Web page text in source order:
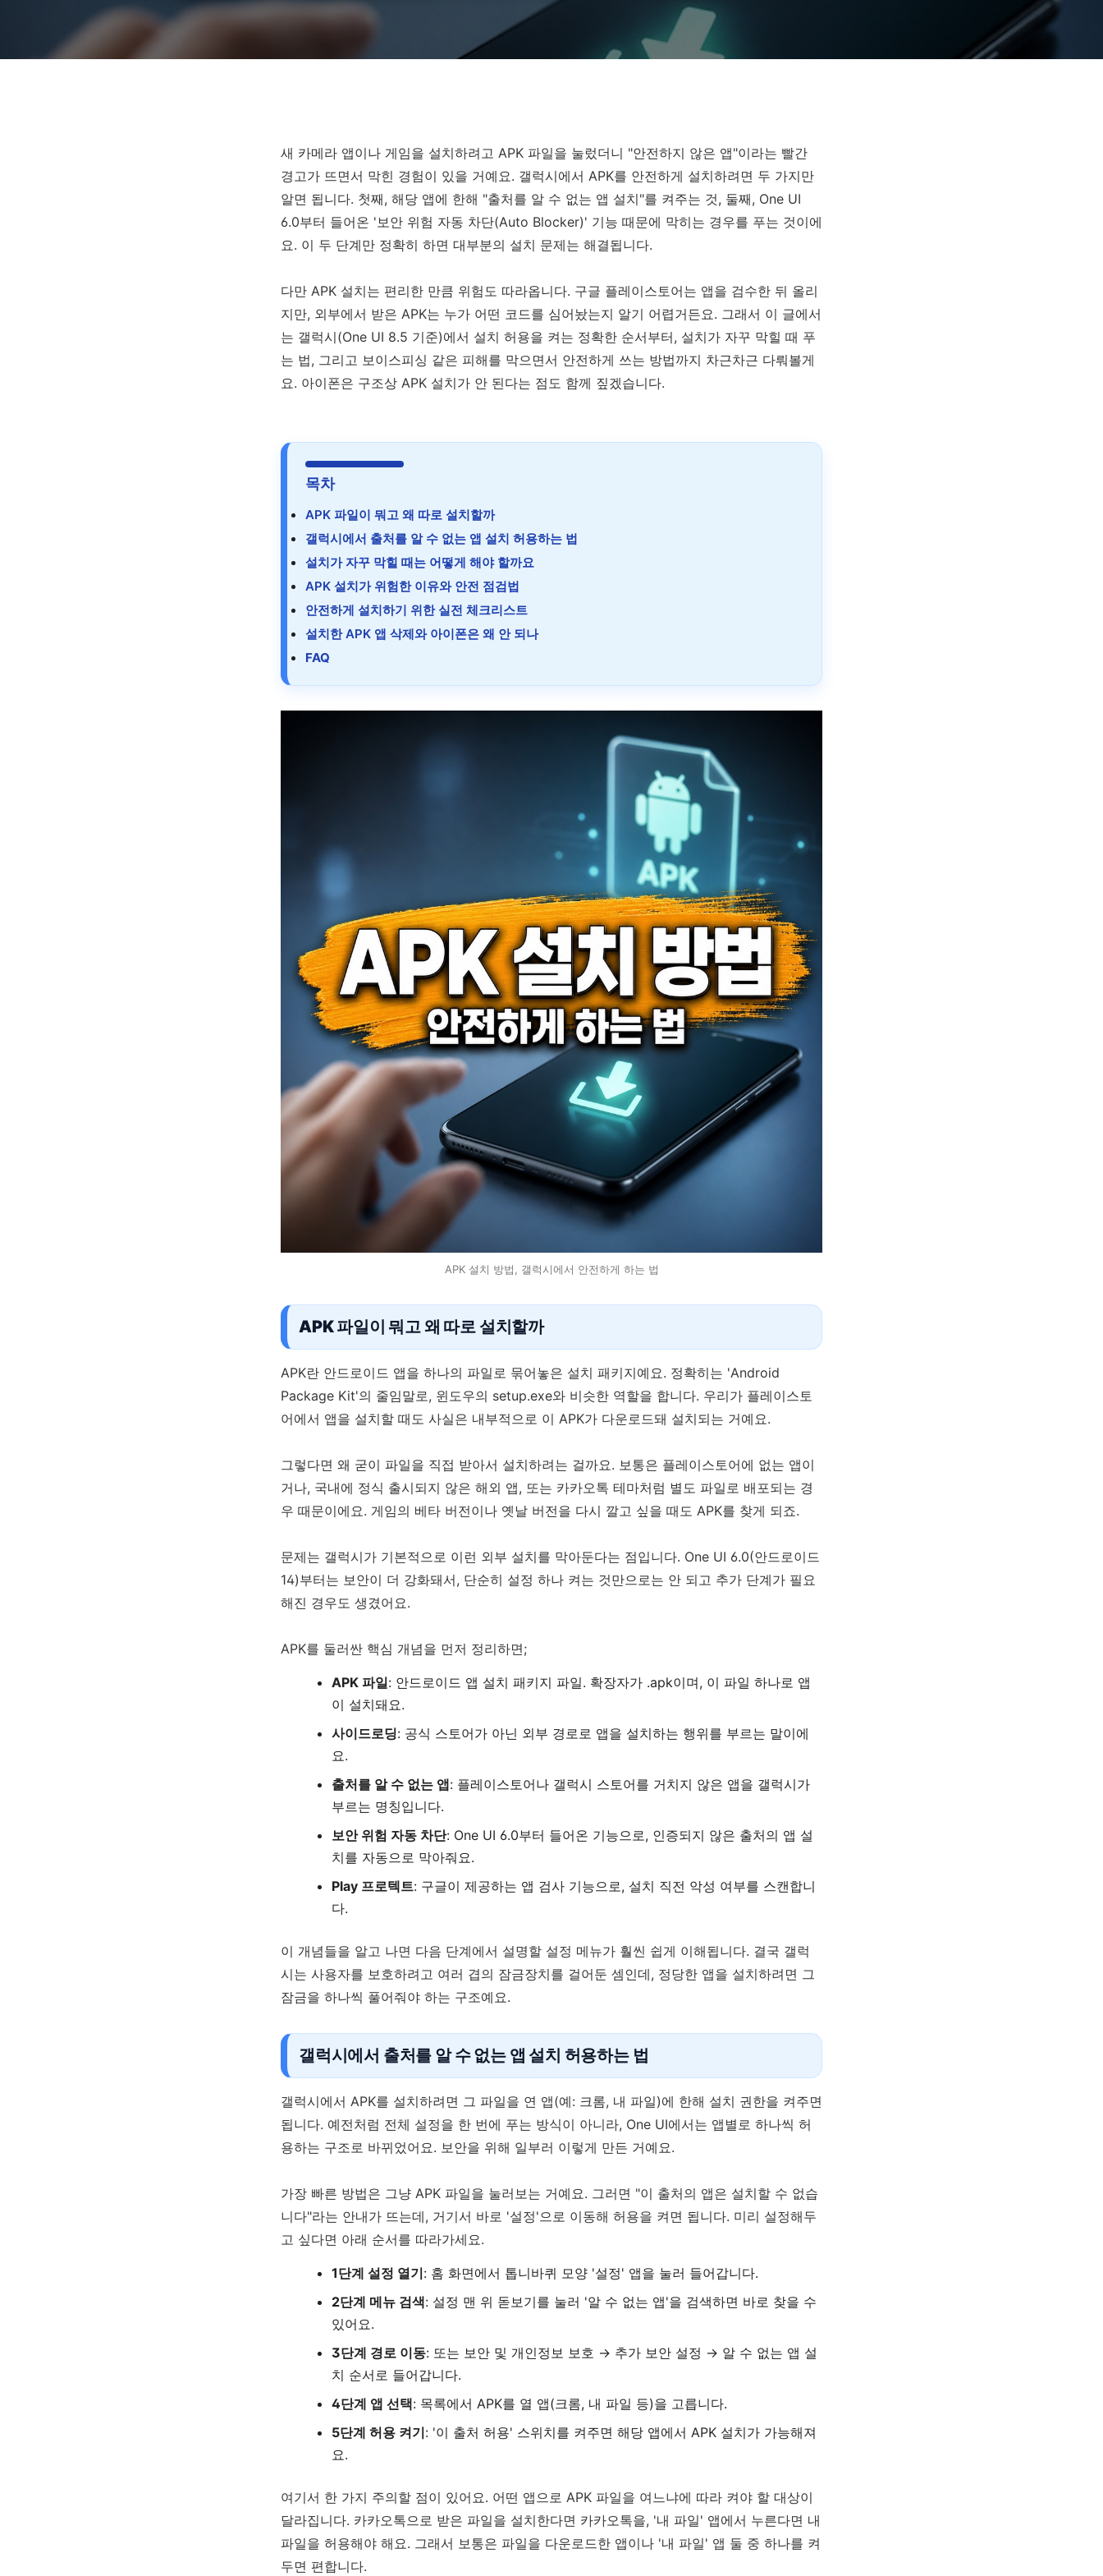
새 카메라 앱이나 게임을 설치하려고 APK 파일을 눌렀더니 "안전하지 않은 앱"이라는 빨간
경고가 뜨면서 막힌 경험이 있을 거예요. 갤럭시에서 APK를 안전하게 설치하려면 두 가지만
알면 됩니다. 첫째, 해당 앱에 한해 "출처를 알 수 없는 앱 설치"를 켜주는 것, 둘째, One UI
6.0부터 들어온 '보안 위험 자동 차단(Auto Blocker)' 기능 때문에 막히는 경우를 푸는 것이에
요. 이 두 단계만 정확히 하면 대부분의 설치 문제는 해결됩니다.
다만 APK 설치는 편리한 만큼 위험도 따라옵니다. 구글 플레이스토어는 앱을 검수한 뒤 올리
지만, 외부에서 받은 APK는 누가 어떤 코드를 심어놨는지 알기 어렵거든요. 그래서 이 글에서
는 갤럭시(One UI 8.5 기준)에서 설치 허용을 켜는 정확한 순서부터, 설치가 자꾸 막힐 때 푸
는 법, 그리고 보이스피싱 같은 피해를 막으면서 안전하게 쓰는 방법까지 차근차근 다뤄볼게
요. 아이폰은 구조상 APK 설치가 안 된다는 점도 함께 짚겠습니다.
목차
APK 파일이 뭐고 왜 따로 설치할까
갤럭시에서 출처를 알 수 없는 앱 설치 허용하는 법
설치가 자꾸 막힐 때는 어떻게 해야 할까요
APK 설치가 위험한 이유와 안전 점검법
안전하게 설치하기 위한 실전 체크리스트
설치한 APK 앱 삭제와 아이폰은 왜 안 되나
FAQ
APK 설치 방법, 갤럭시에서 안전하게 하는 법
APK 파일이 뭐고 왜 따로 설치할까
APK란 안드로이드 앱을 하나의 파일로 묶어놓은 설치 패키지예요. 정확히는 'Android
Package Kit'의 줄임말로, 윈도우의 setup.exe와 비슷한 역할을 합니다. 우리가 플레이스토
어에서 앱을 설치할 때도 사실은 내부적으로 이 APK가 다운로드돼 설치되는 거예요.
그렇다면 왜 굳이 파일을 직접 받아서 설치하려는 걸까요. 보통은 플레이스토어에 없는 앱이
거나, 국내에 정식 출시되지 않은 해외 앱, 또는 카카오톡 테마처럼 별도 파일로 배포되는 경
우 때문이에요. 게임의 베타 버전이나 옛날 버전을 다시 깔고 싶을 때도 APK를 찾게 되죠.
문제는 갤럭시가 기본적으로 이런 외부 설치를 막아둔다는 점입니다. One UI 6.0(안드로이드
14)부터는 보안이 더 강화돼서, 단순히 설정 하나 켜는 것만으로는 안 되고 추가 단계가 필요
해진 경우도 생겼어요.
APK를 둘러싼 핵심 개념을 먼저 정리하면;
APK 파일: 안드로이드 앱 설치 패키지 파일. 확장자가 .apk이며, 이 파일 하나로 앱
이 설치돼요.
사이드로딩: 공식 스토어가 아닌 외부 경로로 앱을 설치하는 행위를 부르는 말이에
요.
출처를 알 수 없는 앱: 플레이스토어나 갤럭시 스토어를 거치지 않은 앱을 갤럭시가
부르는 명칭입니다.
보안 위험 자동 차단: One UI 6.0부터 들어온 기능으로, 인증되지 않은 출처의 앱 설
치를 자동으로 막아줘요.
Play 프로텍트: 구글이 제공하는 앱 검사 기능으로, 설치 직전 악성 여부를 스캔합니
다.
이 개념들을 알고 나면 다음 단계에서 설명할 설정 메뉴가 훨씬 쉽게 이해됩니다. 결국 갤럭
시는 사용자를 보호하려고 여러 겹의 잠금장치를 걸어둔 셈인데, 정당한 앱을 설치하려면 그
잠금을 하나씩 풀어줘야 하는 구조예요.
갤럭시에서 출처를 알 수 없는 앱 설치 허용하는 법
갤럭시에서 APK를 설치하려면 그 파일을 연 앱(예: 크롬, 내 파일)에 한해 설치 권한을 켜주면
됩니다. 예전처럼 전체 설정을 한 번에 푸는 방식이 아니라, One UI에서는 앱별로 하나씩 허
용하는 구조로 바뀌었어요. 보안을 위해 일부러 이렇게 만든 거예요.
가장 빠른 방법은 그냥 APK 파일을 눌러보는 거예요. 그러면 "이 출처의 앱은 설치할 수 없습
니다"라는 안내가 뜨는데, 거기서 바로 '설정'으로 이동해 허용을 켜면 됩니다. 미리 설정해두
고 싶다면 아래 순서를 따라가세요.
1단계 설정 열기: 홈 화면에서 톱니바퀴 모양 '설정' 앱을 눌러 들어갑니다.
2단계 메뉴 검색: 설정 맨 위 돋보기를 눌러 '알 수 없는 앱'을 검색하면 바로 찾을 수
있어요.
3단계 경로 이동: 또는 보안 및 개인정보 보호 → 추가 보안 설정 → 알 수 없는 앱 설
치 순서로 들어갑니다.
4단계 앱 선택: 목록에서 APK를 열 앱(크롬, 내 파일 등)을 고릅니다.
5단계 허용 켜기: '이 출처 허용' 스위치를 켜주면 해당 앱에서 APK 설치가 가능해져
요.
여기서 한 가지 주의할 점이 있어요. 어떤 앱으로 APK 파일을 여느냐에 따라 켜야 할 대상이
달라집니다. 카카오톡으로 받은 파일을 설치한다면 카카오톡을, '내 파일' 앱에서 누른다면 내
파일을 허용해야 해요. 그래서 보통은 파일을 다운로드한 앱이나 '내 파일' 앱 둘 중 하나를 켜
두면 편합니다.